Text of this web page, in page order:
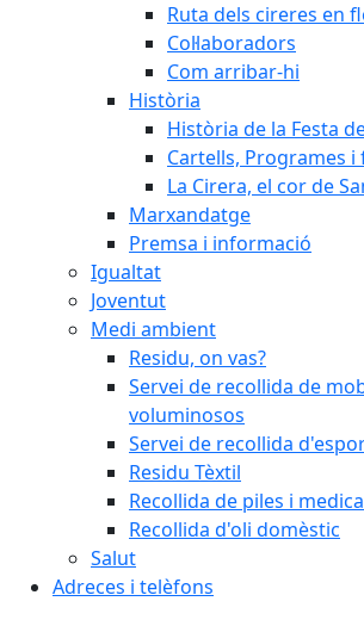
Ruta dels cireres en
Col·laboradors
Com arribar-hi
Història
Història de la Festa
Cartells, Programes i
La Cirera, el cor de
Marxandatge
Premsa i informació
Igualtat
Joventut
Medi ambient
Residu, on vas?
Servei de recollida de
voluminosos
Servei de recollida
Residu Tèxtil
Recollida de piles i
Recollida d'oli domèstic
Salut
Adreces i telèfons